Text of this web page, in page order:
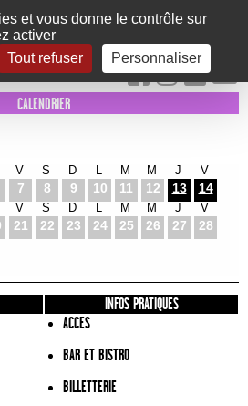
et vous donne le contrôle sur
activer
Tout refuser Personnaliser
KIDS EXPOS EVENTS
CALENDRIER
V
7
S
8
D
9 10
M
11
M
12
J
13
V
14
V
21
S
22
D
23 24
M
25
M
26
J
27
V
28
INFOS PRATIQUES
ACCES
BAR ET BISTRO
BILLETTERIE